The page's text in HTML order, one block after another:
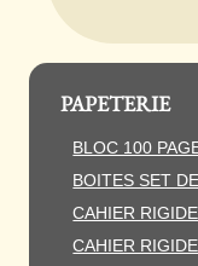
PAPETERIE
BLOC 100
BOITES SET
CAHIER
CAHIER